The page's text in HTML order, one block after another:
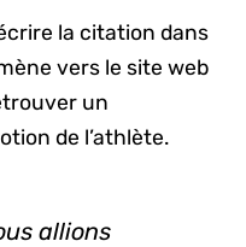
la citation dans
vers le site web
un
de l’athlète.
allions